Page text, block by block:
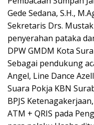
Gede Sedana, S.H.,
Sekretaris Drs.
penyerahan pataka
DPW GMDM Kota
Sebagai pendukung
Angel, Line Dance
Suara Pokja KBN
BPJS
ATM + QRIS pada